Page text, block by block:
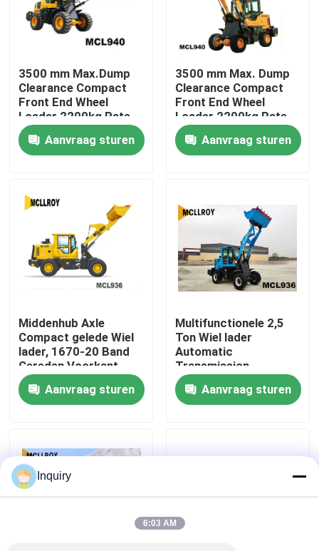
Huis
Ongeveer ons
Fabrieksreis
Kwaliteitscontrole
Contacteer ons
Nieuws
Verzoek om een Citaat
De Machine van de wiellader
3500 mm Max.Dump
Clearance Compact
Front End Wheel
Loader 2200kg Rate
Load Mini Front End
Wheel Loader
Aanvraag sturen
3500 mm Max. Dump
Clearance Compact
Front End Wheel
Loader 2200kg Rate
Load Mini Front End
Wheel Loader
Aanvraag sturen
Middenhub Axle
Compact gelede Wiel
lader, 1670-20 Band
Gereden Voorkant
Wiel lader
Aanvraag sturen
Multifunctionele 2,5
Ton Wiel lader
Automatic
Transmission
Aanvraag sturen
Inquiry
6:03 AM